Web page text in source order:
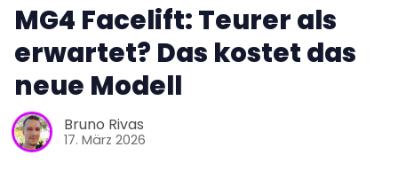
MG4 Facelift: Teurer als
erwartet? Das kostet das
neue Modell
Bruno Rivas
17. März 2026